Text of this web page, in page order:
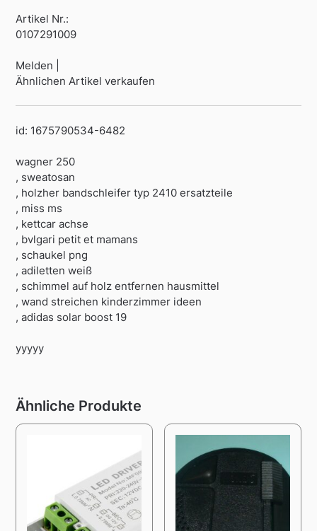
Artikel Nr.:
0107291009
Melden |
Ähnlichen Artikel verkaufen
id: 1675790534-6482
wagner 250
, sweatosan
, holzher bandschleifer typ 2410 ersatzteile
, miss ms
, kettcar achse
, bvlgari petit et mamans
, schaukel png
, adiletten weiß
, schimmel auf holz entfernen hausmittel
, wand streichen kinderzimmer ideen
, adidas solar boost 19
yyyyy
Ähnliche Produkte